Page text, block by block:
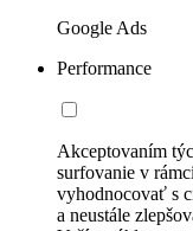
Google Ads
Performance
Akceptovaním
surfovanie v
vyhodnocovať s
a neustále